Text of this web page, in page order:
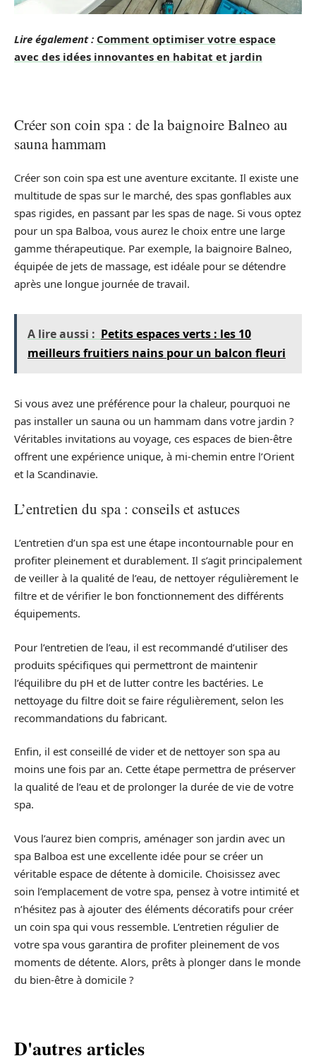
Lire également : Comment optimiser votre espace
avec des idées innovantes en habitat et jardin
Créer son coin spa : de la baignoire Balneo au
sauna hammam
Créer son coin spa est une aventure excitante. Il existe une
multitude de spas sur le marché, des spas gonflables aux
spas rigides, en passant par les spas de nage. Si vous optez
pour un spa Balboa, vous aurez le choix entre une large
gamme thérapeutique. Par exemple, la baignoire Balneo,
équipée de jets de massage, est idéale pour se détendre
après une longue journée de travail.
A lire aussi : Petits espaces verts : les 10
meilleurs fruitiers nains pour un balcon fleuri
Si vous avez une préférence pour la chaleur, pourquoi ne
pas installer un sauna ou un hammam dans votre jardin ?
Véritables invitations au voyage, ces espaces de bien-être
offrent une expérience unique, à mi-chemin entre l’Orient
et la Scandinavie.
L’entretien du spa : conseils et astuces
L’entretien d’un spa est une étape incontournable pour en
profiter pleinement et durablement. Il s’agit principalement
de veiller à la qualité de l’eau, de nettoyer régulièrement le
filtre et de vérifier le bon fonctionnement des différents
équipements.
Pour l’entretien de l’eau, il est recommandé d’utiliser des
produits spécifiques qui permettront de maintenir
l’équilibre du pH et de lutter contre les bactéries. Le
nettoyage du filtre doit se faire régulièrement, selon les
recommandations du fabricant.
Enfin, il est conseillé de vider et de nettoyer son spa au
moins une fois par an. Cette étape permettra de préserver
la qualité de l’eau et de prolonger la durée de vie de votre
spa.
Vous l’aurez bien compris, aménager son jardin avec un
spa Balboa est une excellente idée pour se créer un
véritable espace de détente à domicile. Choisissez avec
soin l’emplacement de votre spa, pensez à votre intimité et
n’hésitez pas à ajouter des éléments décoratifs pour créer
un coin spa qui vous ressemble. L’entretien régulier de
votre spa vous garantira de profiter pleinement de vos
moments de détente. Alors, prêts à plonger dans le monde
du bien-être à domicile ?
D'autres articles